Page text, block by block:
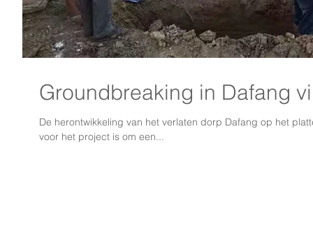
Groundbreaking in Dafang
De herontwikkeling van het verlaten dorp Dafang op het
voor het project is om een...